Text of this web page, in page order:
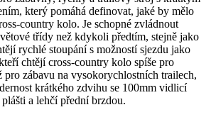
který pomáhá definovat, jaké by mělo
country kolo. Je schopné zvládnout
třídy než kdykoli předtím, stejně jako
rychlé stoupání s možností sjezdu jako
chtějí cross-country kolo spíše pro
pro zábavu na vysokorychlostních trailech,
krátkého zdvihu se 100mm vidlicí
a lehčí přední brzdou.